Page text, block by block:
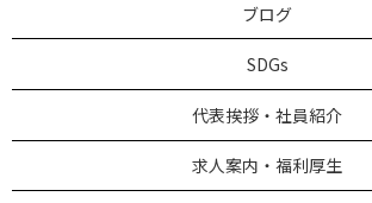
ブログ
SDGs
代表挨拶・社員紹介
求人案内・福利厚生